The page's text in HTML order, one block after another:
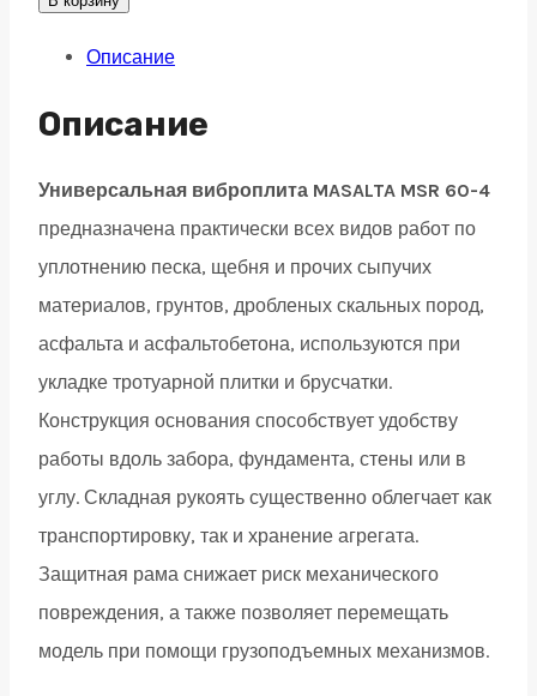
60-
Honda
GX160,
62
кг)
quantity
Описание
Описание
Универсальная виброплита MASALTA MSR 60-4
предназначена практически всех видов работ по
уплотнению песка, щебня и прочих сыпучих
материалов, грунтов, дробленых скальных пород,
асфальта и асфальтобетона, используются при
укладке тротуарной плитки и брусчатки.
Конструкция основания способствует удобству
работы вдоль забора, фундамента, стены или в
углу. Складная рукоять существенно облегчает как
транспортировку, так и хранение агрегата.
Защитная рама снижает риск механического
повреждения, а также позволяет перемещать
модель при помощи грузоподъемных механизмов.